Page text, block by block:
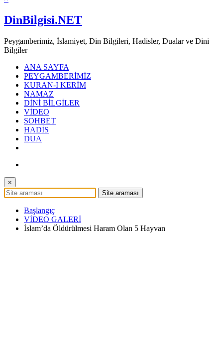
DinBilgisi.NET
Peygamberimiz, İslamiyet, Din Bilgileri, Hadisler, Dualar ve Dini
Bilgiler
ANA SAYFA
PEYGAMBERİMİZ
KURAN-I KERİM
NAMAZ
DİNİ BİLGİLER
VİDEO
SOHBET
HADİS
DUA
×
Başlangıç
VİDEO GALERİ
İslam’da Öldürülmesi Haram Olan 5 Hayvan